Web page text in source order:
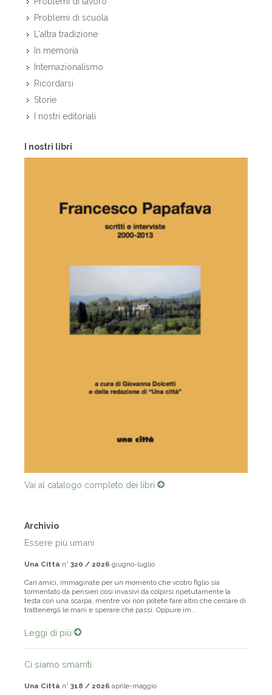
Problemi di scuola
L'altra tradizione
In memoria
Internazionalismo
Ricordarsi
Storie
I nostri editoriali
I nostri libri
Vai al catalogo completo dei libri
Archivio
Essere più umani
Una Città n° 320 / 2026 giugno-luglio
Cari amici, immaginate per un momento che vostro figlio sia
tormentato da pensieri così invasivi da colpirsi ripetutamente la
testa con una scarpa, mentre voi non potete fare altro che cercare di
trattenergli le mani e sperare che passi. Oppure im...
Leggi di più
Ci siamo smarriti
Una Città n° 318 / 2026 aprile-maggio